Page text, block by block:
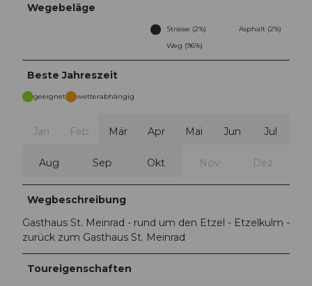
Wegebeläge
Strasse (2%)
Asphalt (2%)
Weg (96%)
Beste Jahreszeit
geeignet wetterabhängig
Jan Feb Mär Apr Mai Jun Jul
Aug Sep Okt Nov Dez
Wegbeschreibung
Gasthaus St. Meinrad - rund um den Etzel - Etzelkulm -
zurück zum Gasthaus St. Meinrad
Toureigenschaften